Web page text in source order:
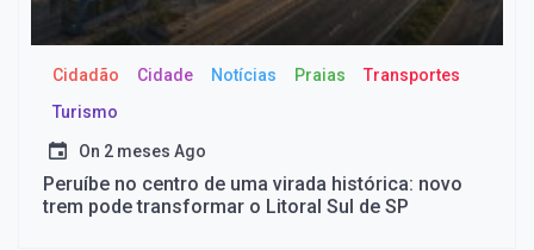
Cidadão Cidade Notícias Praias
Transportes
Turismo
On 2 meses Ago
Peruíbe no centro de uma virada histórica: novo
trem pode transformar o Litoral Sul de SP